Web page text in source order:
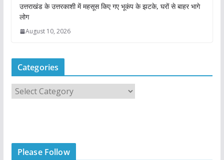
उत्तराखंड के उत्तरकाशी में महसूस किए गए भूकंप के झटके, घरों से बाहर भागे
लोग
August 10, 2026
Categories
Please Follow